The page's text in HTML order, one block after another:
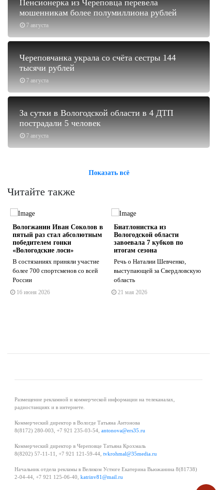
7 августа
Пенсионерка из Череповца перевела
мошенникам более полумиллиона рублей
7 августа
Череповчанка украла со счёта сестры 144
тысячи рублей
7 августа
За сутки в Вологодской области в 4 ДТП
пострадали 5 человек
Показать всё
Читайте также
Вологжанин Иван Соколов в
пятый раз стал абсолютным
победителем гонки
«Вологодские лоси»
В состязаниях приняли участие
более 700 спортсменов со всей
России
16 июня 2026
Биатлонистка из
Вологодской области
завоевала 7 кубков по
итогам сезона
Речь о Наталии Шевченко,
выступающей за Свердловскую
область
21 мая 2026
Размещение рекламной и коммерческой информации на телеканалах,
радиостанциях и в интернете.
Коммерческий директор в Вологде Татьяна Антонова
8(8172) 280-003, +7 921 235-03-54, antonova@ers35.ru
Коммерческий директор в Череповце Татьяна Крохмаль
8(8202) 57-11-11, +7 921 121-59-44, tvkrohmal@35media.ru
Начальник отдела рекламы в Великом Устюге Екатерина Вьюжанина 8(81738)
2-04-44, +7 921 125-06-40, katrinv81@mail.ru